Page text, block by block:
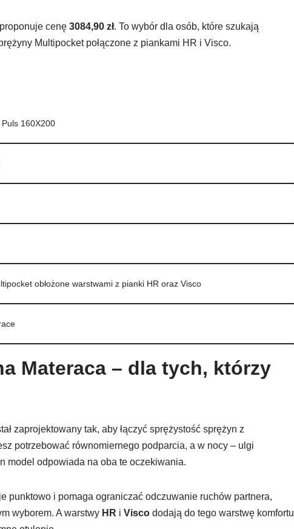
cenę 3084,90 zł. To wybór dla osób, które szukają
Multipocket połączone z piankami HR i Visco.
160X200
obłożone warstwami z pianki HR oraz Visco
Materaca – dla tych, którzy
zaprojektowany tak, aby łączyć sprężystość sprężyn z
potrzebować równomiernego podparcia, a w nocy – ulgi
model odpowiada na oba te oczekiwania.
punktowo i pomaga ograniczać odczuwanie ruchów partnera,
wyborem. A warstwy HR i Visco dodają do tego warstwę komfortu